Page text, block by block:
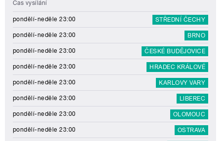
Čas vysílání
pondělí-neděle 23:00 STŘEDNÍ ČECHY
pondělí-neděle 23:00 BRNO
pondělí-neděle 23:00 ČESKÉ BUDĚJOVICE
pondělí-neděle 23:00 HRADEC KRÁLOVÉ
pondělí-neděle 23:00 KARLOVY VARY
pondělí-neděle 23:00 LIBEREC
pondělí-neděle 23:00 OLOMOUC
pondělí-neděle 23:00 OSTRAVA